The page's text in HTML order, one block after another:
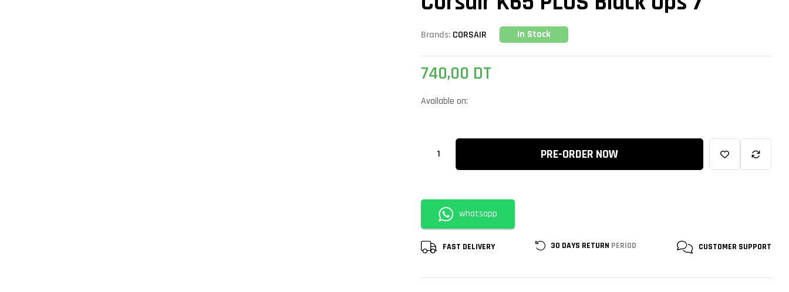
Brands: CORSAIR In Stock
740,00 DT
Available on:
PRE-ORDER NOW
whatsapp
FAST DELIVERY 30 DAYS RETURN PERIOD CUSTOMER SUPPORT